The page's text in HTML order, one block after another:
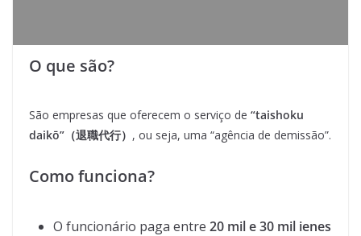
O que são?
São empresas que oferecem o serviço de “taishoku
daikō”（退職代行） , ou seja, uma “agência de demissão”.
Como funciona?
O funcionário paga entre 20 mil e 30 mil ienes